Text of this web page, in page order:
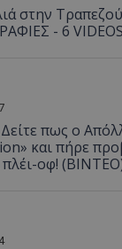
στην
- 6
πως ο
και πήρε
οφ!